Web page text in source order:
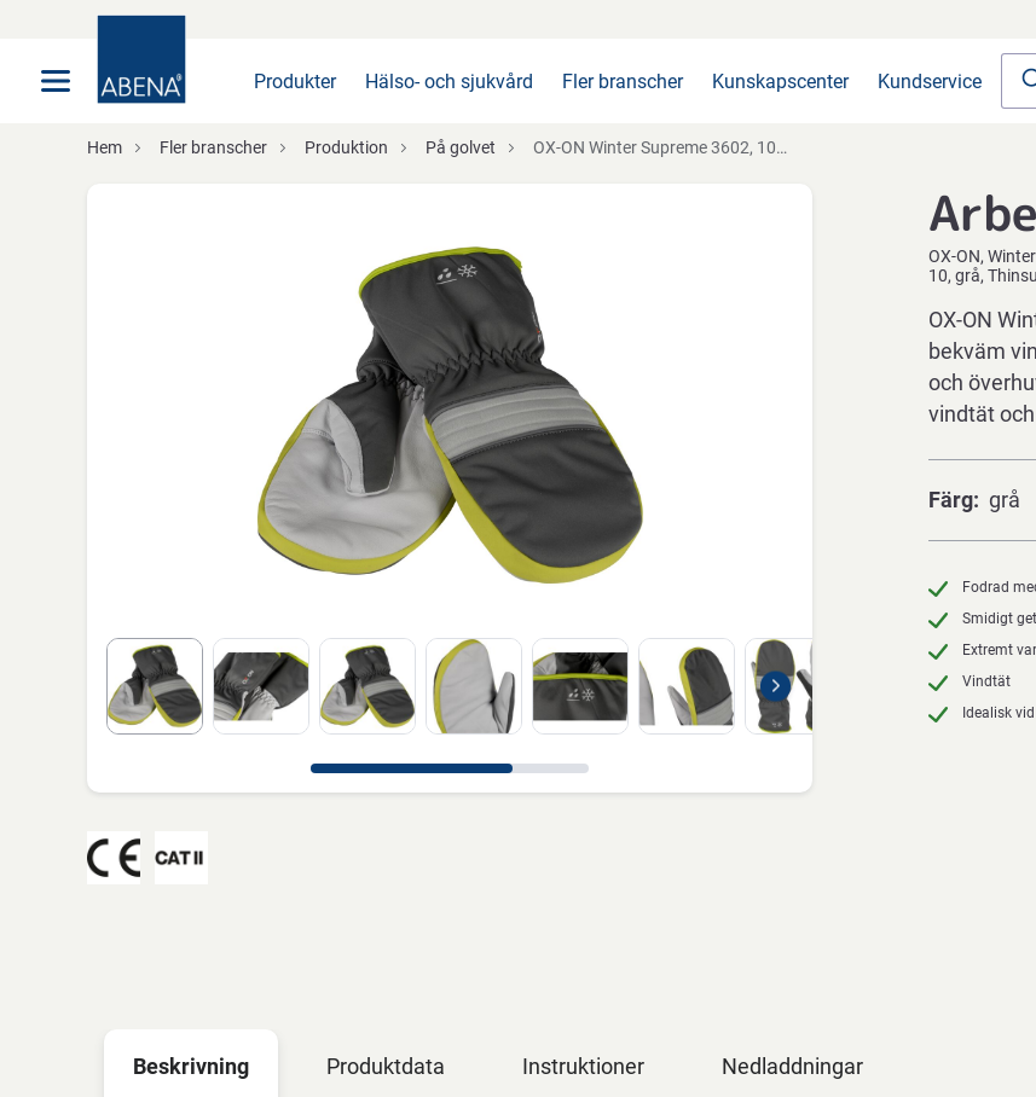
Produkter Hälso- och sjukvård Fler branscher Kunskapscenter Kundservice
Hem Fler branscher Produktion På golvet OX-ON Winter Supreme 3602, 10, grå, Thinsulate/päls/läder/neopren/PE/polyester
OX-ON
10, grå,
OX-ON
bekväm
och
vindtät
Färg grå
Fodrad
Smidigt
Extremt
Vindtät
Idealisk
Beskrivning Produktdata Instruktioner Nedladdningar